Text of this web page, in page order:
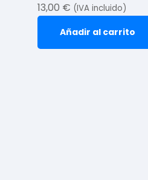
13,00 € (IVA incluido)
Añadir al carrito